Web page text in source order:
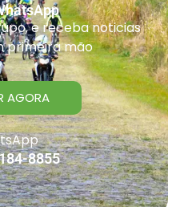
e receba noticias
primeira mão
AGORA
8855